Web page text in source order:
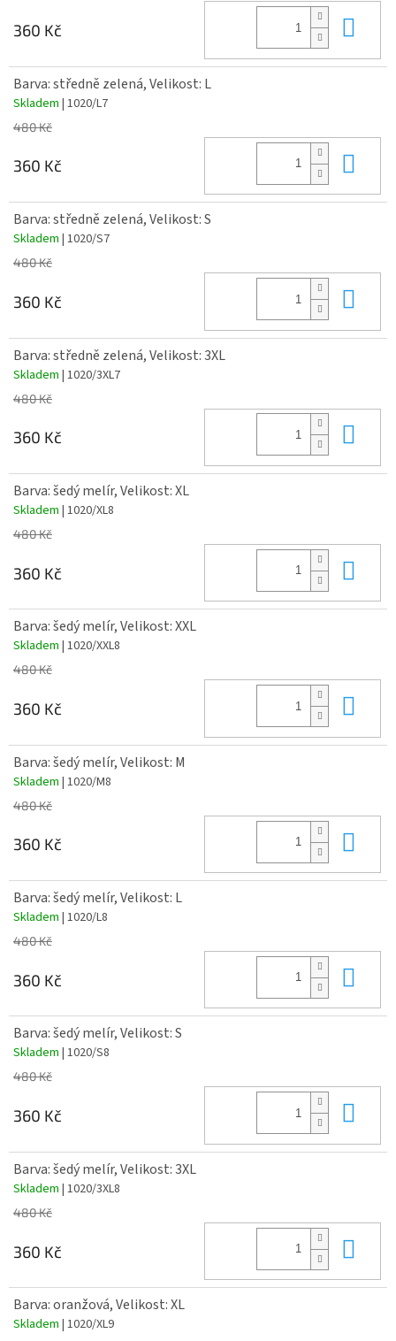
360 Kč
Barva: středně zelená, Velikost: L
Skladem | 1020/L7
480 Kč
360 Kč
Barva: středně zelená, Velikost: S
Skladem | 1020/S7
480 Kč
360 Kč
Barva: středně zelená, Velikost: 3XL
Skladem | 1020/3XL7
480 Kč
360 Kč
Barva: šedý melír, Velikost: XL
Skladem | 1020/XL8
480 Kč
360 Kč
Barva: šedý melír, Velikost: XXL
Skladem | 1020/XXL8
480 Kč
360 Kč
Barva: šedý melír, Velikost: M
Skladem | 1020/M8
480 Kč
360 Kč
Barva: šedý melír, Velikost: L
Skladem | 1020/L8
480 Kč
360 Kč
Barva: šedý melír, Velikost: S
Skladem | 1020/S8
480 Kč
360 Kč
Barva: šedý melír, Velikost: 3XL
Skladem | 1020/3XL8
480 Kč
360 Kč
Barva: oranžová, Velikost: XL
Skladem | 1020/XL9